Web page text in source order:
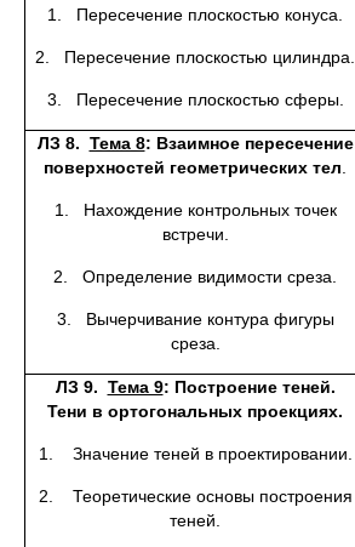
1. Пересечение плоскостью конуса.
2. Пересечение плоскостью цилиндра.
3. Пересечение плоскостью сферы.
ЛЗ 8. Тема 8: Взаимное пересечение
поверхностей геометрических тел
1. Нахождение контрольных точек
встречи.
2. Определение видимости среза.
3. Вычерчивание контура фигуры
среза.
ЛЗ 9. Тема 9: Построение теней.
Тени в ортогональных проекциях.
1. Значение теней в проектировании.
2. Теоретические основы построения
теней.